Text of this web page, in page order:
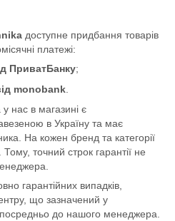
доступне придбання товарів
платежі:
ПриватБанку;
monobank
нас в магазині є
в Україну та має
На кожен бренд та категорії
Тому, точний строк гарантії не
гарантійних випадків,
що зазначений у
до нашого менеджера.